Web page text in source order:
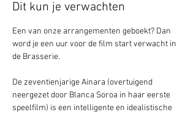
Dit kun je verwachten
Een van onze arrangementen geboekt? Dan
word je een uur voor de film start verwacht in
de Brasserie.
De zeventienjarige Ainara (overtuigend
neergezet door Blanca Soroa in haar eerste
speelfilm) is een intelligente en idealistische